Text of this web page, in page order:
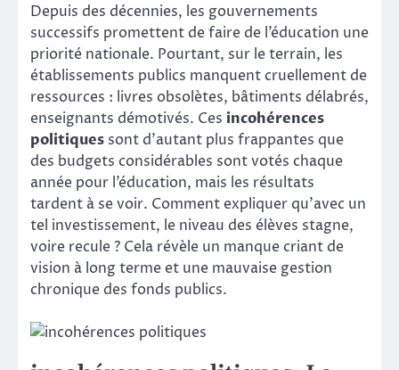
Depuis des décennies, les gouvernements
successifs promettent de faire de l’éducation une
priorité nationale. Pourtant, sur le terrain, les
établissements publics manquent cruellement de
ressources : livres obsolètes, bâtiments délabrés,
enseignants démotivés. Ces incohérences
politiques sont d’autant plus frappantes que
des budgets considérables sont votés chaque
année pour l’éducation, mais les résultats
tardent à se voir. Comment expliquer qu’avec un
tel investissement, le niveau des élèves stagne,
voire recule ? Cela révèle un manque criant de
vision à long terme et une mauvaise gestion
chronique des fonds publics.